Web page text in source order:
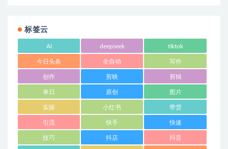
标签云
AI deepseek tiktok
今日头条 全自动 写作
创作 剪映 剪辑
单日 原创 图片
实操 小红书 带货
引流 快手 快速
技巧 抖店 抖音